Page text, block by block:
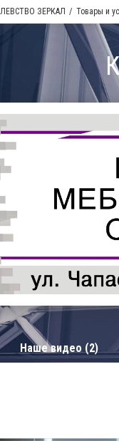
ЗЕРКАЛ Товары и
Наше видео (2)